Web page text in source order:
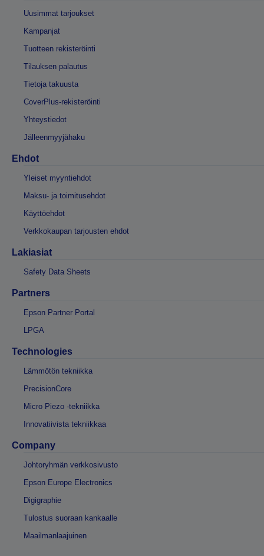
Uusimmat tarjoukset
Kampanjat
Tuotteen rekisteröinti
Tilauksen palautus
Tietoja takuusta
CoverPlus-rekisteröinti
Yhteystiedot
Jälleenmyyjähaku
Ehdot
Yleiset myyntiehdot
Maksu- ja toimitusehdot
Käyttöehdot
Verkkokaupan tarjousten ehdot
Lakiasiat
Safety Data Sheets
Partners
Epson Partner Portal
LPGA
Technologies
Lämmötön tekniikka
PrecisionCore
Micro Piezo -tekniikka
Innovatiivista tekniikkaa
Company
Johtoryhmän verkkosivusto
Epson Europe Electronics
Digigraphie
Tulostus suoraan kankaalle
Maailmanlaajuinen